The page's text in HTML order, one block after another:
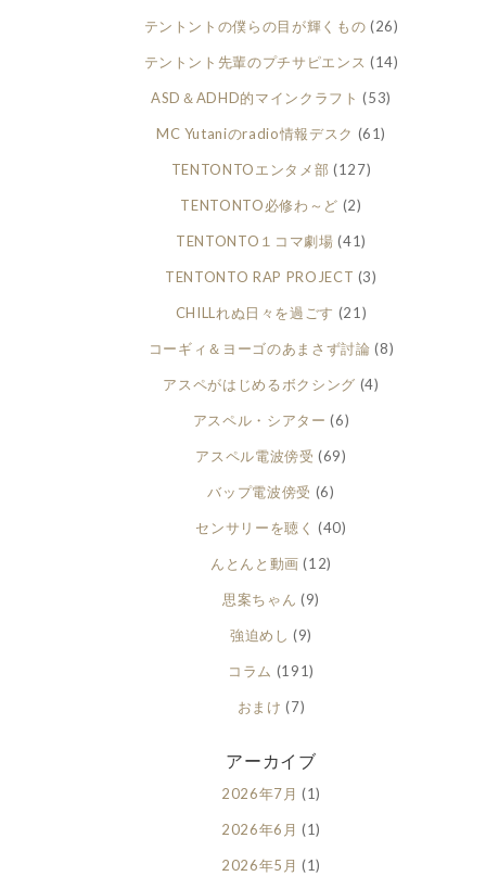
テントントの僕らの目が輝くもの (26)
テントント先輩のプチサピエンス (14)
ASD＆ADHD的マインクラフト (53)
MC Yutaniのradio情報デスク (61)
TENTONTOエンタメ部 (127)
TENTONTO必修わ～ど (2)
TENTONTO１コマ劇場 (41)
TENTONTO RAP PROJECT (3)
CHILLれぬ日々を過ごす (21)
コーギィ＆ヨーゴのあまさず討論 (8)
アスペがはじめるボクシング (4)
アスペル・シアター (6)
アスペル電波傍受 (69)
バップ電波傍受 (6)
センサリーを聴く (40)
んとんと動画 (12)
思案ちゃん (9)
強迫めし (9)
コラム (191)
おまけ (7)
アーカイブ
2026年7月 (1)
2026年6月 (1)
2026年5月 (1)